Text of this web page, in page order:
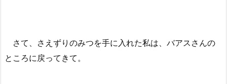
さて、さえずりのみつを手に入れた私は、バアスさんの
ところに戻ってきて。